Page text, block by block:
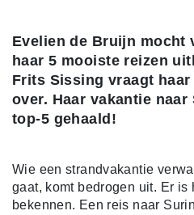
Evelien de Bruijn mocht
haar 5 mooiste reizen
Frits Sissing vraagt
over. Haar vakantie
top-5 gehaald!
Wie een strandvakantie
gaat, komt bedrogen uit. Er is
bekennen. Een reis naar